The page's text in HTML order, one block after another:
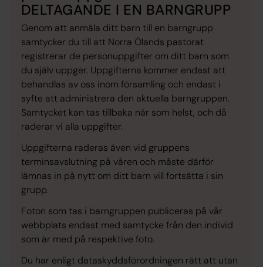
DELTAGANDE I EN BARNGRUPP
Genom att anmäla ditt barn till en barngrupp
samtycker du till att Norra Ölands pastorat
registrerar de personuppgifter om ditt barn som
du själv uppger. Uppgifterna kommer endast att
behandlas av oss inom församling och endast i
syfte att administrera den aktuella barngruppen.
Samtycket kan tas tillbaka när som helst, och då
raderar vi alla uppgifter.
Uppgifterna raderas även vid gruppens
terminsavslutning på våren och måste därför
lämnas in på nytt om ditt barn vill fortsätta i sin
grupp.
Foton som tas i barngruppen publiceras på vår
webbplats endast med samtycke från den individ
som är med på respektive foto.
Du har enligt dataskyddsförordningen rätt att utan